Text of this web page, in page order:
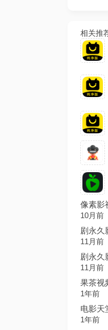
相关推
像素影
10月前
剧永久
11月前
剧永久
11月前
果茶视
1年前
电影天
1年前